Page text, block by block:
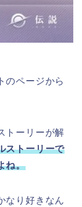
のページから
トーリーが解
ストーリーで
ね。
なり好きなん